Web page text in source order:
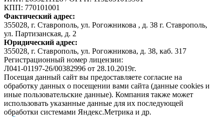
КПП: 770101001
Фактический адрес:
355028, г. Ставрополь, ул. Рогожникова , д. 38 г. Ставрополь,
ул. Партизанская, д. 2
Юридический адрес:
355028, г. Ставрополь, ул. Рогожникова, д. 38, каб. 317
Регистрационный номер лицензии:
Л041-01197-26/00382996 от 28.10.2019г.
Посещая данный сайт вы предоставляете согласие на
обработку данных о посещении вами сайта (данные cookies и
иные пользовательские данные). Компания также может
использовать указанные данные для их последующей
обработки системами Яндекс.Метрика и др.